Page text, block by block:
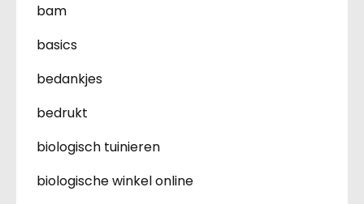
bam
basics
bedankjes
bedrukt
biologisch tuinieren
biologische winkel online